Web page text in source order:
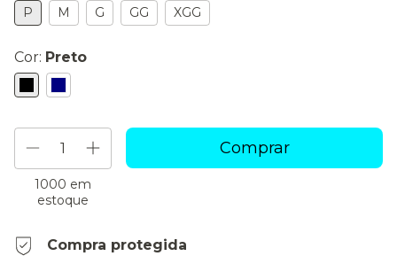
P M G GG XGG
Cor: Preto
1000 em
estoque
Compra protegida